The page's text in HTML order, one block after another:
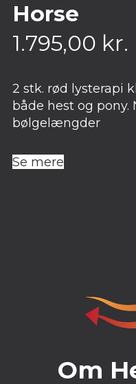
Horse
1.795,00 kr.
2 stk. rød lysterapi
både hest og pony.
bølgelængder
Se mere
Om